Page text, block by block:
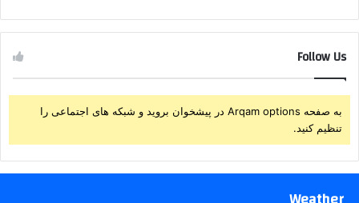
Follow Us
به صفحه Arqam options در پیشخوان بروید و شبکه های اجتماعی را
تنظیم کنید.